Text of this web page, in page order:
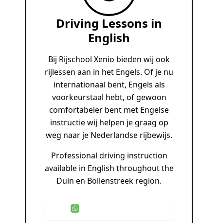
Driving Lessons in
English
Bij Rijschool Xenio bieden wij ook
rijlessen aan in het Engels. Of je nu
internationaal bent, Engels als
voorkeurstaal hebt, of gewoon
comfortabeler bent met Engelse
instructie wij helpen je graag op
weg naar je Nederlandse rijbewijs.
Professional driving instruction
available in English throughout the
Duin en Bollenstreek region.